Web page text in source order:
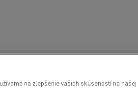
na zlepšenie vašich skúseností na